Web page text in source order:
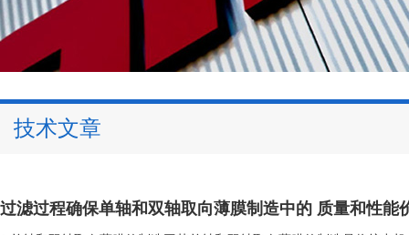
技术文章
过滤过程确保单轴和双轴取向薄膜制造中的 质量和性能